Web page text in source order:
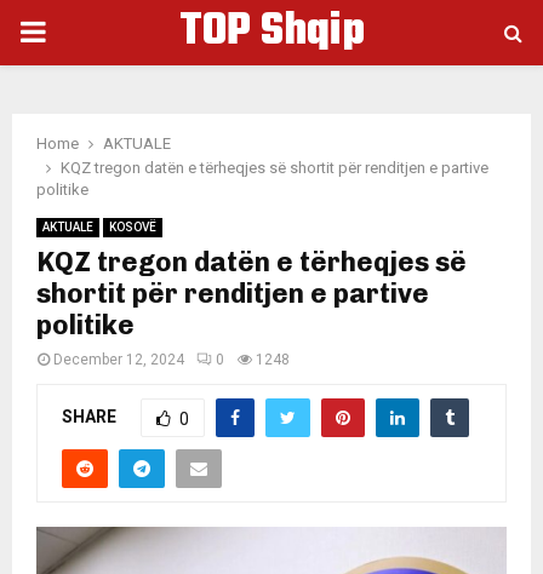
PRIMARY
TOP Shqip
Home
AKTUALE
KQZ tregon datën e tërheqjes së shortit për renditjen e partive
politike
AKTUALE KOSOVË
KQZ tregon datën e tërheqjes së
shortit për renditjen e partive
politike
December 12, 2024 0 1248
SHARE 0